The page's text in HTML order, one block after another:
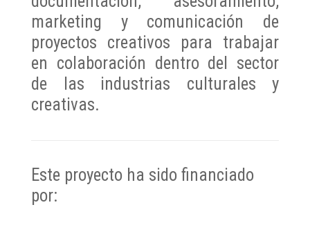
marketing y comunicación de
proyectos creativos para trabajar
en colaboración dentro del sector
de las industrias culturales y
creativas.
Este proyecto ha sido financiado
por: